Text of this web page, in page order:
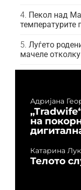
Пекол над
температурите
Луѓето
мачеле
Адријана
на
Катарина
Телото